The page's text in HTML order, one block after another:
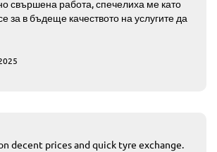
свършена работа, спечелиха ме като
за в бъдеще качеството на услугите да
decent prices and quick tyre exchange.